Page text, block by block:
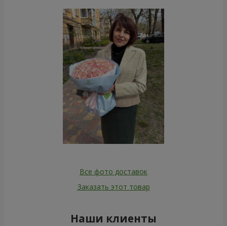
Все фото доставок
Заказать этот товар
Наши клиенты